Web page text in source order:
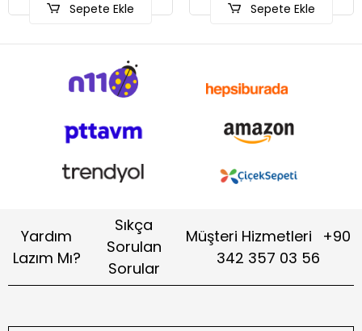
Sepete Ekle Sepete Ekle
Yardım
Lazım Mı?
Sıkça
Sorulan
Sorular
Müşteri Hizmetleri
+90
342 357 03 56